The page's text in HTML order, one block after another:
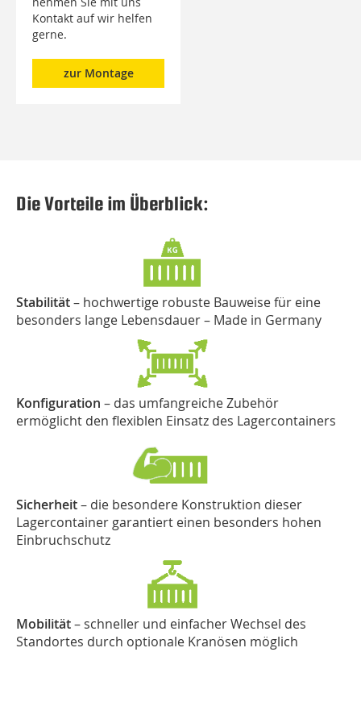
Kontakt auf wir helfen
gerne.
zur Montage
Die Vorteile im Überblick:
Stabilität– hochwertige robuste Bauweise für eine
besonders lange Lebensdauer – Made in Germany
Konfiguration – das umfangreiche Zubehör
ermöglicht den flexiblen Einsatz des Lagercontainers
Sicherheit– die besondere Konstruktion dieser
Lagercontainer garantiert einen besonders hohen
Einbruchschutz
Mobilität– schneller und einfacher Wechsel des
Standortes durch optionale Kranösen möglich